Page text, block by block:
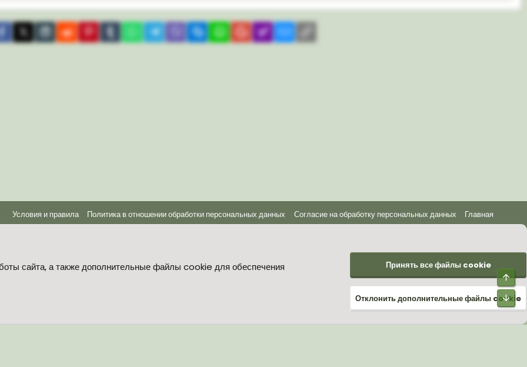
Facebook LinkedInReddit Pinterest WhatsAppTelegram
Viber Skype Gmail yahoomail
Условия и правила Политика в отношении обработки персональных данных Согласие на обработку персональных данных Главная
сайта, а также дополнительные файлы cookie для обеспечения
Принять все файлы cookie
Отклонить дополнительные файлы cookie
Верх
Низ